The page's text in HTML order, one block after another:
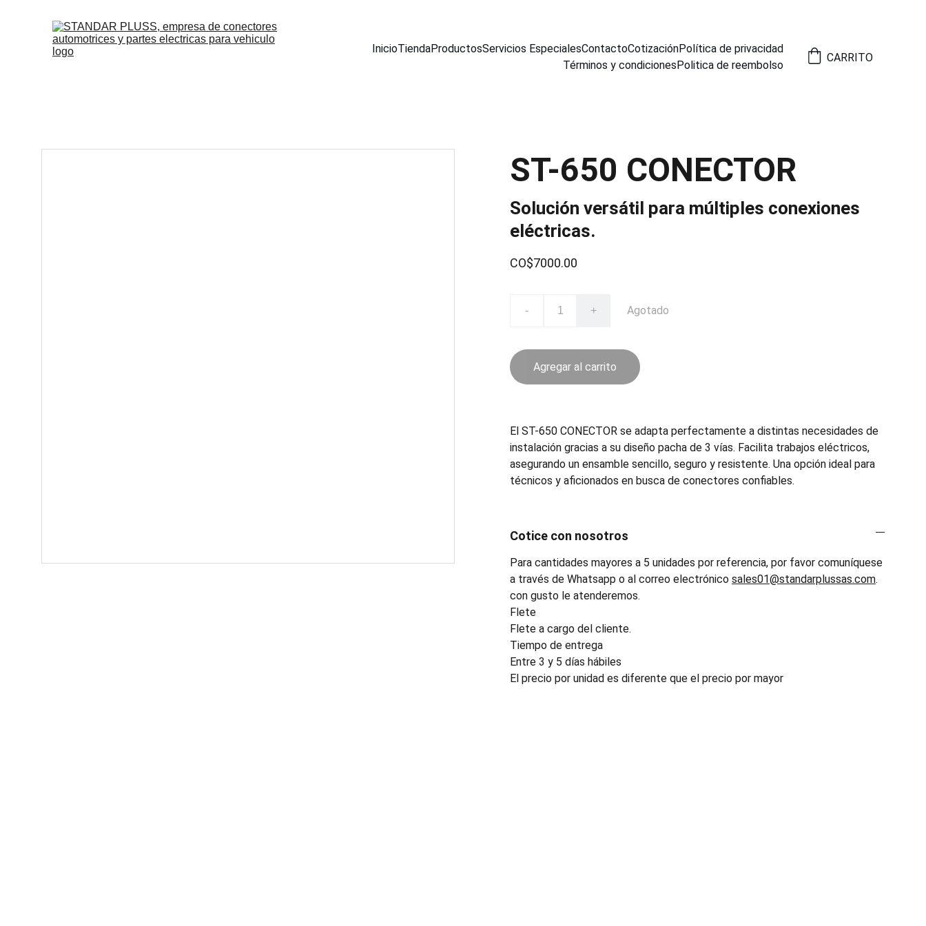
InicioTiendaProductosServicios EspecialesContactoCotizaciónPolítica de privacidad
Términos y condicionesPolitica de reembolso
CARRITO
ST-650 CONECTOR
Solución versátil para múltiples conexiones
eléctricas.
CO$7000.00
- + Agotado
Agregar al carrito
El ST-650 CONECTOR se adapta perfectamente a distintas necesidades de
instalación gracias a su diseño pacha de 3 vías. Facilita trabajos eléctricos,
asegurando un ensamble sencillo, seguro y resistente. Una opción ideal para
técnicos y aficionados en busca de conectores confiables.
Cotice con nosotros
Para cantidades mayores a 5 unidades por referencia, por favor comuníquese
a través de Whatsapp o al correo electrónico sales01@standarplussas.com.
con gusto le atenderemos.
Flete
Flete a cargo del cliente.
Tiempo de entrega
Entre 3 y 5 días hábiles
El precio por unidad es diferente que el precio por mayor